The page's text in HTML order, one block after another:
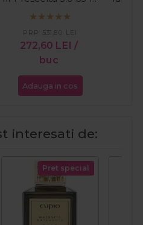
Cordless
272,60 LEI /
buc
PRP: 531,80 LEI
Adauga in cos
interesati de:
Pret special